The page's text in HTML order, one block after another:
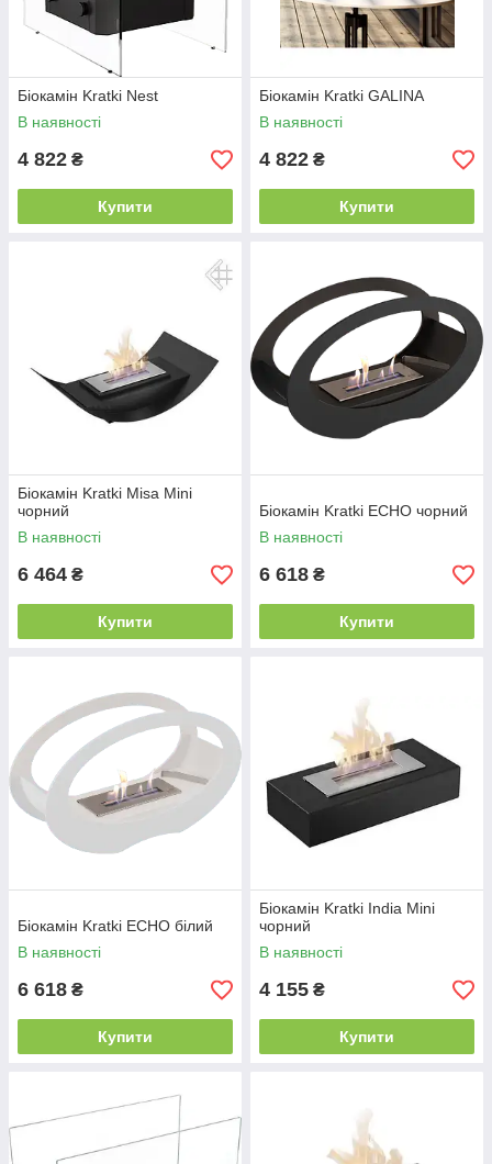
Біокамін Kratki Nest
В наявності
4 822 ₴
Купити
Біокамін Kratki GALINA
В наявності
4 822 ₴
Купити
Біокамін Kratki Misa Mini
чорний
В наявності
6 464 ₴
Купити
Біокамін Kratki ECHO чорний
В наявності
6 618 ₴
Купити
Біокамін Kratki ECHO білий
В наявності
6 618 ₴
Купити
Біокамін Kratki India Mini
чорний
В наявності
4 155 ₴
Купити